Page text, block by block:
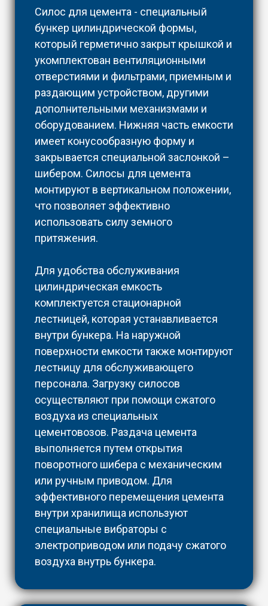
Силос для цемента - специальный
бункер цилиндрической формы,
который герметично закрыт крышкой и
укомплектован вентиляционными
отверстиями и фильтрами, приемным и
раздающим устройством, другими
дополнительными механизмами и
оборудованием. Нижняя часть емкости
имеет конусообразную форму и
закрывается специальной заслонкой –
шибером. Силосы для цемента
монтируют в вертикальном положении,
что позволяет эффективно
использовать силу земного
притяжения.
Для удобства обслуживания
цилиндрическая емкость
комплектуется стационарной
лестницей, которая устанавливается
внутри бункера. На наружной
поверхности емкости также монтируют
лестницу для обслуживающего
персонала. Загрузку силосов
осуществляют при помощи сжатого
воздуха из специальных
цементовозов. Раздача цемента
выполняется путем открытия
поворотного шибера с механическим
или ручным приводом. Для
эффективного перемещения цемента
внутри хранилища используют
специальные вибраторы с
электроприводом или подачу сжатого
воздуха внутрь бункера.